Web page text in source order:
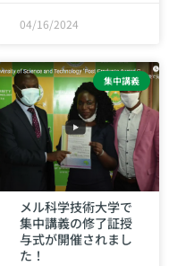
04/16/2024
集中講義
メル科学技術大学で
集中講義の修了証授
与式が開催されまし
た！